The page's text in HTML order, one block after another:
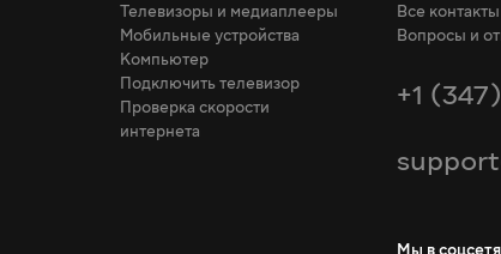
Телевизоры и медиаплееры
Мобильные устройства
Компьютер
Подключить телевизор
Проверка скорости
интернета
Все контакты
Вопросы и
+1